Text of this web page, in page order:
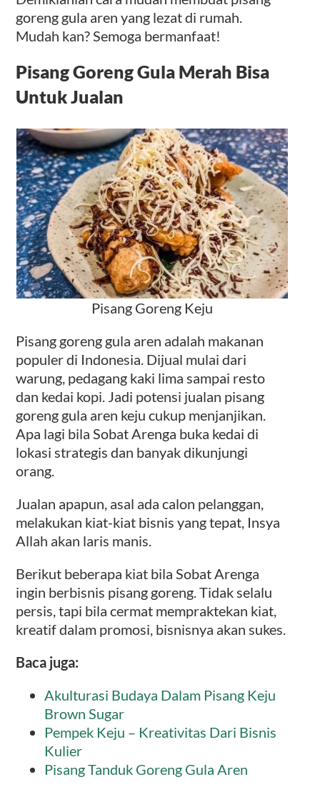
goreng gula aren yang lezat di rumah.
Mudah kan? Semoga bermanfaat!
Pisang Goreng Gula Merah Bisa
Untuk Jualan
Pisang Goreng Keju
Pisang goreng gula aren adalah makanan
populer di Indonesia. Dijual mulai dari
warung, pedagang kaki lima sampai resto
dan kedai kopi. Jadi potensi jualan pisang
goreng gula aren keju cukup menjanjikan.
Apa lagi bila Sobat Arenga buka kedai di
lokasi strategis dan banyak dikunjungi
orang.
Jualan apapun, asal ada calon pelanggan,
melakukan kiat-kiat bisnis yang tepat, Insya
Allah akan laris manis.
Berikut beberapa kiat bila Sobat Arenga
ingin berbisnis pisang goreng. Tidak selalu
persis, tapi bila cermat mempraktekan kiat,
kreatif dalam promosi, bisnisnya akan sukes.
Baca juga:
Akulturasi Budaya Dalam Pisang Keju
Brown Sugar
Pempek Keju – Kreativitas Dari Bisnis
Kulier
Pisang Tanduk Goreng Gula Aren